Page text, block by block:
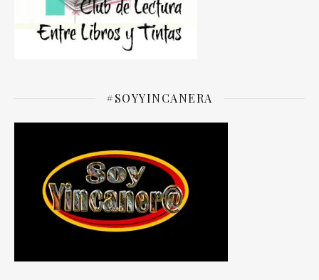
#SOYYINCANERA